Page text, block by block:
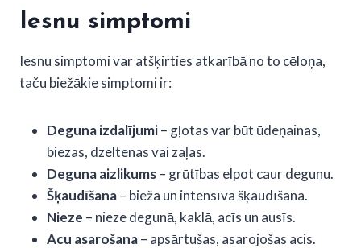
Iesnu simptomi
Iesnu simptomi var atšķirties atkarībā no to cēloņa,
taču biežākie simptomi ir:
Deguna izdalījumi– gļotas var būt ūdeņainas,
biezas, dzeltenas vai zaļas.
Deguna aizlikums– grūtības elpot caur degunu.
Šķaudīšana– bieža un intensīva šķaudīšana.
Nieze – nieze degunā, kaklā, acīs un ausīs.
Acu asarošana– apsārtušas, asarojošas acis.